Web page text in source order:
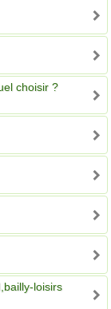
choisir ?
loisirs